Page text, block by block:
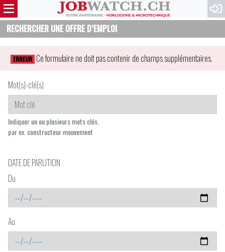
RECHERCHER UNE OFFRE D’EMPLOI
ERREUR Ce formulaire ne doit pas contenir de champs supplémentaires.
Mot(s)-clé(s)
Indiquer un ou plusieurs mots clés.
par ex. constructeur mouvement
DATE DE PARUTION
Du
Au